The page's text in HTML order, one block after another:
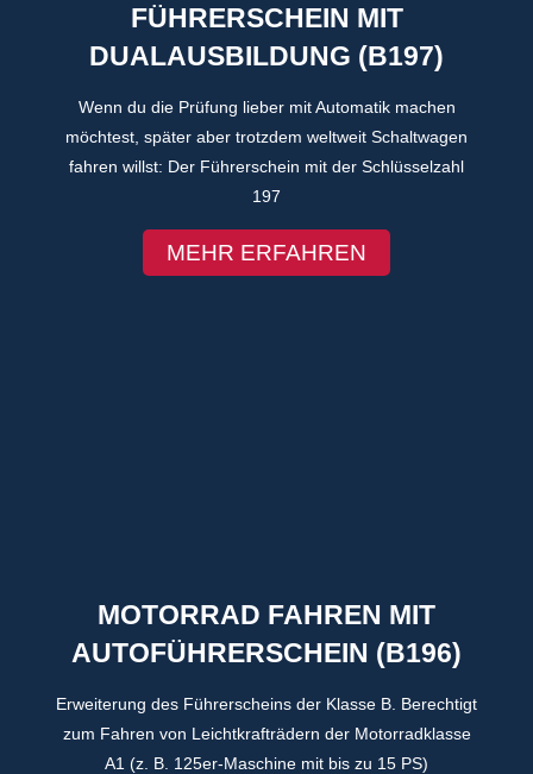
FÜHRERSCHEIN MIT
DUALAUSBILDUNG (B197)
Wenn du die Prüfung lieber mit Automatik machen
möchtest, später aber trotzdem weltweit Schaltwagen
fahren willst: Der Führerschein mit der Schlüsselzahl
197
MEHR ERFAHREN
MOTORRAD FAHREN MIT
AUTOFÜHRERSCHEIN (B196)
Erweiterung des Führerscheins der Klasse B. Berechtigt
zum Fahren von Leichtkrafträdern der Motorradklasse
A1 (z. B. 125er-Maschine mit bis zu 15 PS)